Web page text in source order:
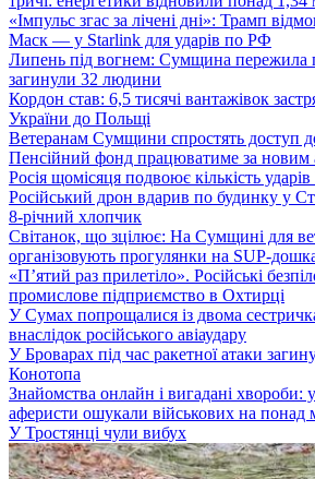
«Імпульс згас за лічені дні»: Трамп
Маск — у Starlink для ударів по РФ
Липень під вогнем: Сумщина пережила
загинули 32 людини
Кордон став: 6,5 тисячі вантажівок
України до Польщі
Ветеранам Сумщини спростять доступ
Пенсійний фонд працюватиме за новим
Росія щомісяця подвоює кількість
Російський дрон вдарив по будинку у
8-річний хлопчик
Світанок, що зцілює: На Сумщині для
організовують прогулянки на SUP-
«П’ятий раз прилетіло». Російські
промислове підприємство в Охтирці
У Сумах попрощалися із двома
внаслідок російського авіаудару
У Броварах під час ракетної атаки
Конотопа
Знайомства онлайн і вигадані хвороби:
аферисти ошукали військових на понад
У Тростянці чули вибух